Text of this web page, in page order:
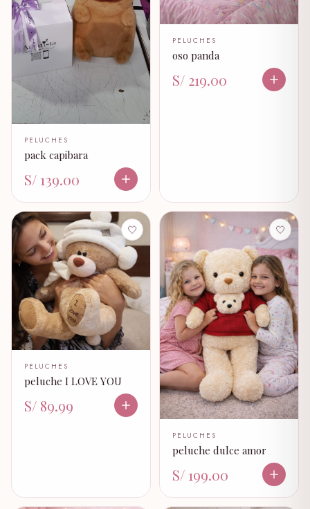
PELUCHES
pack capibara
S/ 139.00
PELUCHES
oso panda
S/ 219.00
🤍
PELUCHES
peluche I LOVE YOU
S/ 89.99
🤍
PELUCHES
peluche dulce amor
S/ 199.00